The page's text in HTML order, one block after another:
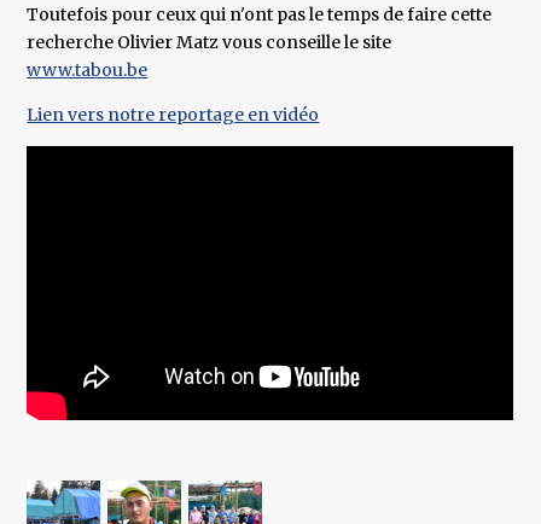
Toutefois pour ceux qui n'ont pas le temps de faire cette
recherche Olivier Matz vous conseille le site
www.tabou.be
Lien vers notre reportage en vidéo